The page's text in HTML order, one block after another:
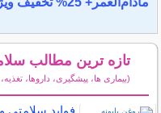
تازه ترین مطالب
(بیماری ها، پیشگیری، داروها،
فواید سلامتی